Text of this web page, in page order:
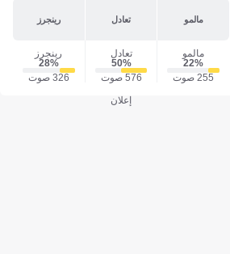
مالمو تعادل رينجرز
مالمو
22‎%‎
255 صوت
تعادل
50‎%‎
576 صوت
رينجرز
28‎%‎
326 صوت
إعلان